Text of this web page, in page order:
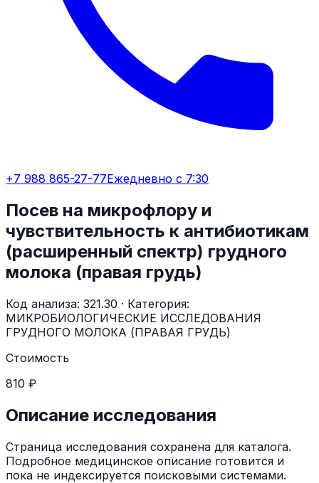
+7 988 865-27-77Ежедневно с 7:30
Посев на микрофлору и
чувствительность к антибиотикам
(расширенный спектр) грудного
молока (правая грудь)
Код анализа: 321.30 · Категория:
МИКРОБИОЛОГИЧЕСКИЕ ИССЛЕДОВАНИЯ
ГРУДНОГО МОЛОКА (ПРАВАЯ ГРУДЬ)
Стоимость
810 ₽
Описание исследования
Страница исследования сохранена для каталога.
Подробное медицинское описание готовится и
пока не индексируется поисковыми системами.